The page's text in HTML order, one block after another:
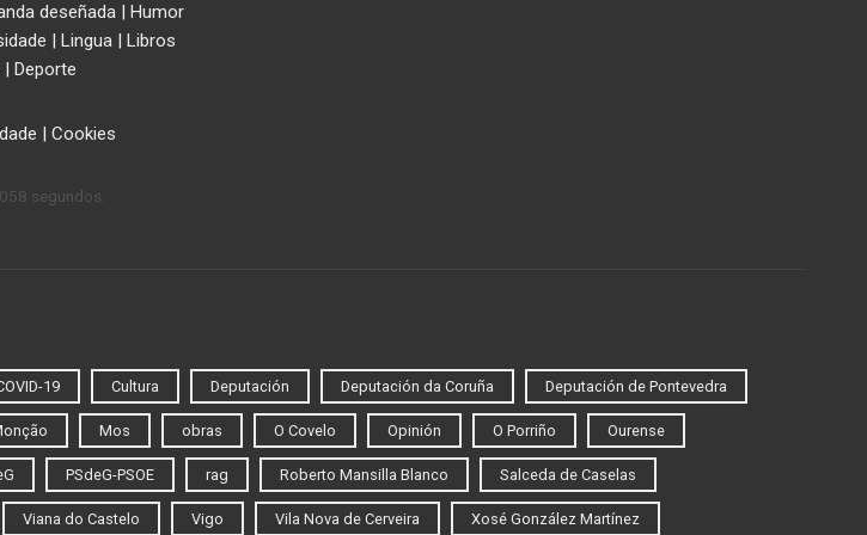
deseñada | Humor
| Lingua| Libros
| Deporte
| Cookies
segundos.
19 Cultura Deputación Deputación da Coruña Deputación de Pontevedra
Mos obras O Covelo Opinión O Porriño Ourense
PSdeG-PSOE rag Roberto Mansilla Blanco Salceda de Caselas
Viana do Castelo Vigo Vila Nova de Cerveira Xosé González Martínez